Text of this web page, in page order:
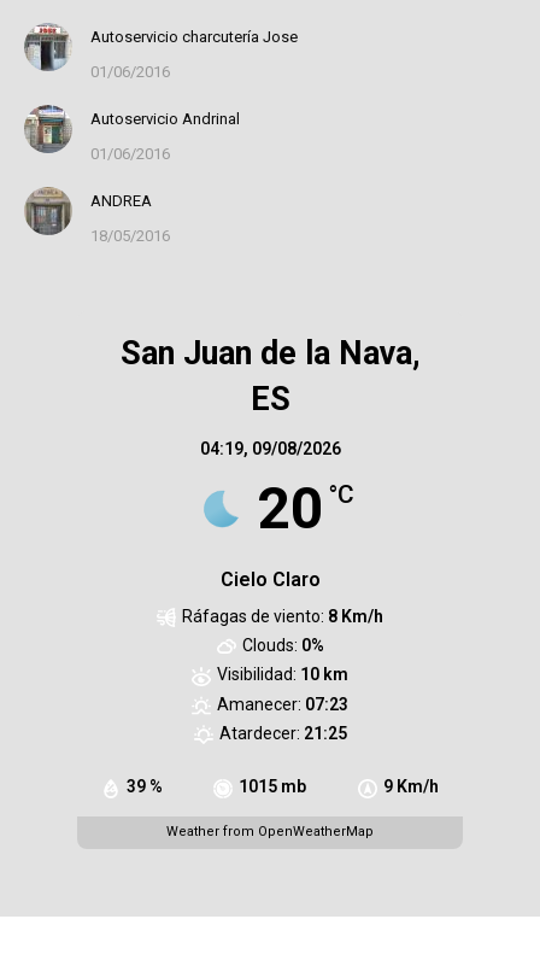
Autoservicio charcutería Jose
01/06/2016
Autoservicio Andrinal
01/06/2016
ANDREA
18/05/2016
San Juan de la Nava,
ES
04:19, 09/08/2026
20 °C
Cielo Claro
39 % 1015 mb 9 Km/h
Ráfagas de viento: 8 Km/h
Clouds: 0%
Visibilidad: 10 km
Amanecer: 07:23
Atardecer: 21:25
Weather from OpenWeatherMap